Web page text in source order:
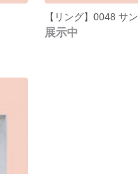
【リング】0048 サン
展示中